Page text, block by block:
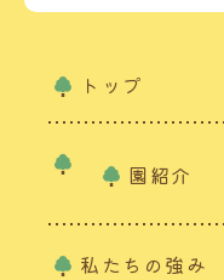
トップ
園紹介
私たちの強み